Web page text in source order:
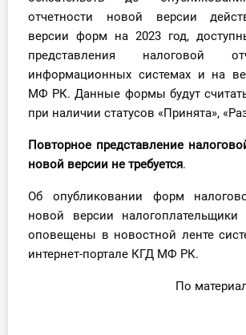
Тарифы
Тестирование для
бухгалтера
отчетности новой версии
версии форм на 2023 год,
представления налоговой
информационных системах и на
МФ РК. Данные формы будут
при наличии статусов «Принята»,
Повторное представление
новой версии не требуется.
Об опубликовании форм
новой версии налогоплательщики
оповещены в новостной ленте
интернет-портале КГД МФ РК.
По